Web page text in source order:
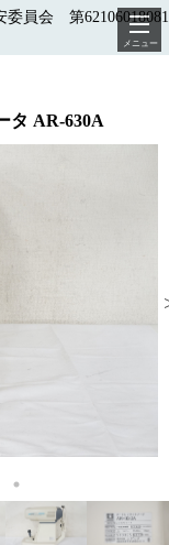
委員会 第
メニュー
タ AR-630A